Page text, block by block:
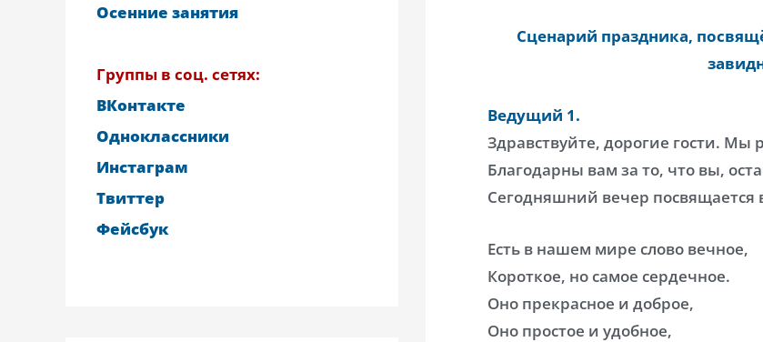
Осенние занятия
Группы в соц. сетях:
ВКонтакте
Одноклассники
Инстаграм
Твиттер
Фейсбук
Сценарий праздника,
Ведущий 1.
Здравствуйте, дорогие гости. Мы
Благодарны вам за то, что вы,
Сегодняшний вечер
Есть в нашем мире слово вечное,
Короткое, но самое сердечное.
Оно прекрасное и доброе,
Оно простое и удобное,